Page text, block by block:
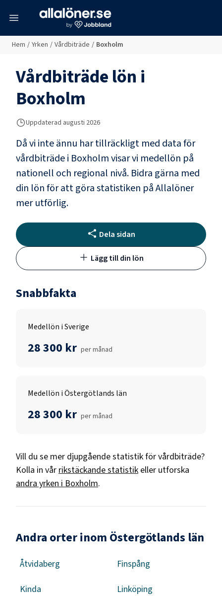
Hem / Yrken / Vårdbiträde / Boxholm
Vårdbiträdelön i
Boxholm
Uppdaterad augusti 2026
Då vi inte ännu har tillräckligt med data för
vårdbiträdei Boxholmvisar vi medellön på
nationell och regional nivå. Bidra gärna med
din lön för att göra statistiken på Allalöner
mer utförlig.
Dela sidan
Lägg till din lön
Snabbfakta
Medellön i Sverige
28 300 kr per månad
Medellön i Östergötlands län
28 300 kr per månad
Vill du se mer djupgående statistik förvårdbiträde?
Kolla in vår rikstäckande statistik eller utforska
andra yrken i Boxholm.
Andra orter inom Östergötlands län
Åtvidaberg Finspång
Kinda Linköping